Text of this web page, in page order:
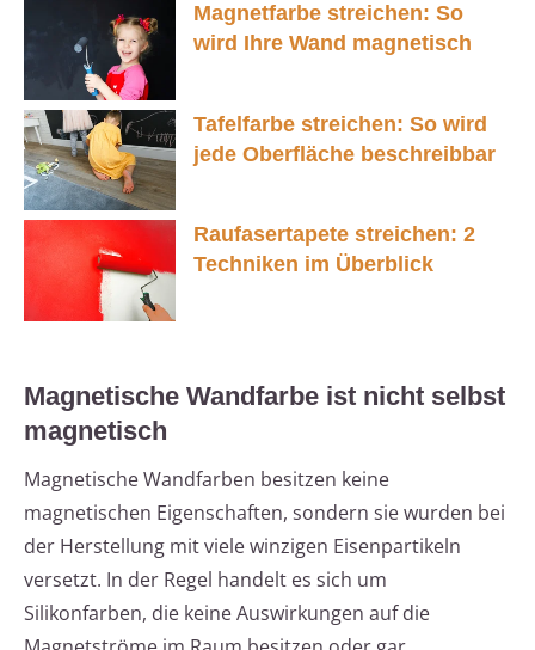
Magnetfarbe streichen: So
wird Ihre Wand magnetisch
Tafelfarbe streichen: So wird
jede Oberfläche beschreibbar
Raufasertapete streichen: 2
Techniken im Überblick
Magnetische Wandfarbe ist nicht selbst
magnetisch
Magnetische Wandfarben besitzen keine
magnetischen Eigenschaften, sondern sie wurden bei
der Herstellung mit viele winzigen Eisenpartikeln
versetzt. In der Regel handelt es sich um
Silikonfarben, die keine Auswirkungen auf die